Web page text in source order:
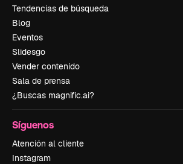
Tendencias de búsqueda
Blog
Eventos
Slidesgo
Vender contenido
Sala de prensa
¿Buscas magnific.ai?
Síguenos
Atención al cliente
Instagram